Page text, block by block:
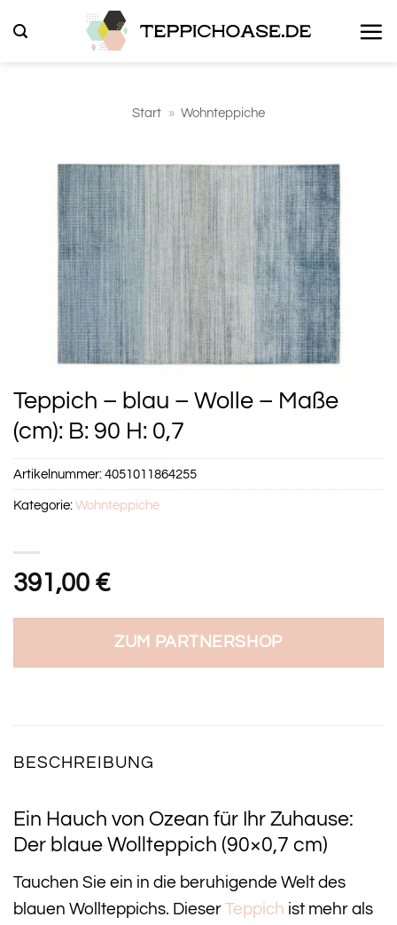
Inhalt
Start » Wohnteppiche
Teppich – blau – Wolle – Maße
(cm): B: 90 H: 0,7
391,00 €
ZUM PARTNERSHOP
Artikelnummer:4051011864255
Kategorie:Wohnteppiche
BESCHREIBUNG
Ein Hauch von Ozean für Ihr Zuhause:
Der blaue Wollteppich (90×0,7 cm)
Tauchen Sie ein in die beruhigende Welt des
blauen Wollteppichs. Dieser Teppich ist mehr als